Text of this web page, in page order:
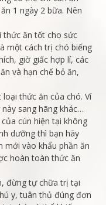
1 ngày 2 bữa. Nên
thức ăn tốt cho sức
một cách trị chó biếng
giờ giấc hợp lí, các
và hạn chế bỏ ăn,
thức ăn của chó. Ví
sang hãng khác…
cún hiện tại không
dưỡng thì bạn hãy
mới vào khẩu phần ăn
hoàn toàn thức ăn
đừng tự chữa trị tại
y, tuân thủ đúng đơn